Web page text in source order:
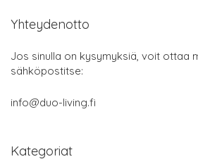
Yhteydenotto
Jos sinulla on kysymyksiä, voit ottaa
sähköpostitse:
info@duo-living.fi
Kategoriat